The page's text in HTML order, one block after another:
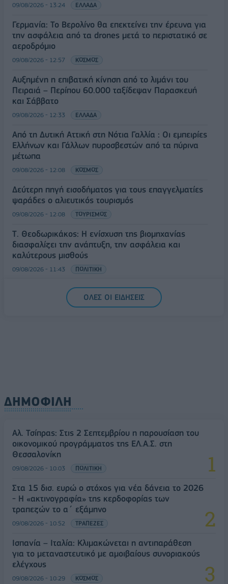
09/08/2026 - 13:24 ΕΛΛΑΔΑ
Γερμανία: Το Βερολίνο θα επεκτείνει την έρευνα για
την ασφάλεια από τα drones μετά το περιστατικό σε
αεροδρόμιο
09/08/2026 - 12:57 ΚΟΣΜΟΣ
Αυξημένη η επιβατική κίνηση από το λιμάνι του
Πειραιά – Περίπου 60.000 ταξίδεψαν Παρασκευή
και Σάββατο
09/08/2026 - 12:33 ΕΛΛΑΔΑ
Από τη Δυτική Αττική στη Νότια Γαλλία : Οι εμπειρίες
Ελλήνων και Γάλλων πυροσβεστών από τα πύρινα
μέτωπα
09/08/2026 - 12:08 ΚΟΣΜΟΣ
Δεύτερη πηγή εισοδήματος για τους επαγγελματίες
ψαράδες ο αλιευτικός τουρισμός
09/08/2026 - 12:08 ΤΟΥΡΙΣΜΟΣ
Τ. Θεοδωρικάκος: Η ενίσχυση της βιομηχανίας
διασφαλίζει την ανάπτυξη, την ασφάλεια και
καλύτερους μισθούς
09/08/2026 - 11:43 ΠΟΛΙΤΙΚΗ
Υπ. Μεταφορών: Οριστική λύση στο ζήτημα των
πινακίδων κυκλοφορίας - Τέλος στις χρονοβόρες
ΟΛΕΣ ΟΙ ΕΙΔΗΣΕΙΣ
ΔΗΜΟΦΙΛΗ
Αλ. Τσίπρας: Στις 2 Σεπτεμβρίου η παρουσίαση του
οικονομικού προγράμματος της ΕΛ.Α.Σ. στη
Θεσσαλονίκη
09/08/2026 - 10:03 ΠΟΛΙΤΙΚΗ
Στα 15 δισ. ευρώ ο στόχος για νέα δάνεια το 2026
- Η «ακτινογραφία» της κερδοφορίας των
τραπεζών το α΄ εξάμηνο
09/08/2026 - 10:52 ΤΡΑΠΕΖΕΣ
Ισπανία – Ιταλία: Κλιμακώνεται η αντιπαράθεση
για το μεταναστευτικό με αμοιβαίους συνοριακούς
ελέγχους
09/08/2026 - 10:29 ΚΟΣΜΟΣ